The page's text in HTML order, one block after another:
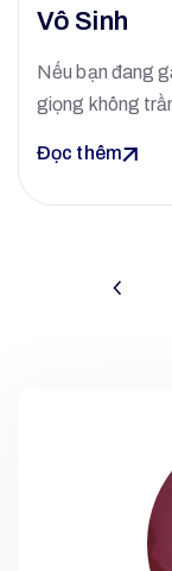
Vô Sinh
Nếu bạn đang
giọng không
Đọc thêm